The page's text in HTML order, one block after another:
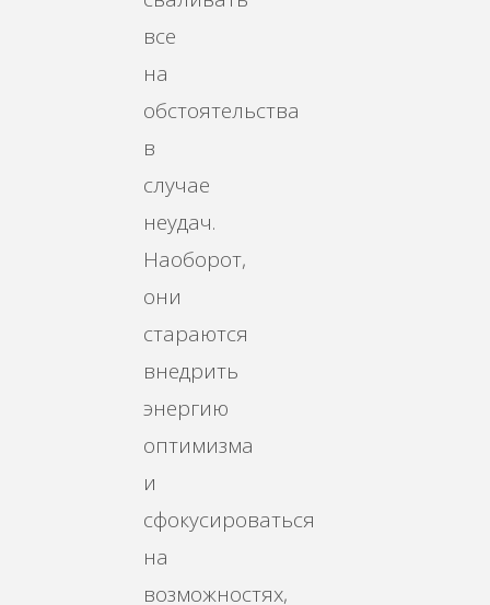
все
на
обстоятельства
в
случае
неудач.
Наоборот,
они
стараются
внедрить
энергию
оптимизма
и
сфокусироваться
на
возможностях,